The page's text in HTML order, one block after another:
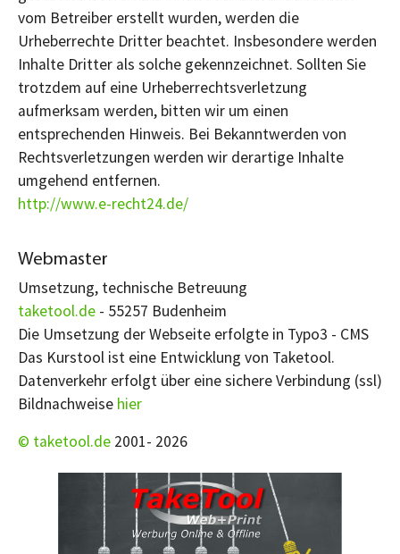
vom Betreiber erstellt wurden, werden die
Urheberrechte Dritter beachtet. Insbesondere werden
Inhalte Dritter als solche gekennzeichnet. Sollten Sie
trotzdem auf eine Urheberrechtsverletzung
aufmerksam werden, bitten wir um einen
entsprechenden Hinweis. Bei Bekanntwerden von
Rechtsverletzungen werden wir derartige Inhalte
umgehend entfernen.
http://www.e-recht24.de/
Webmaster
Umsetzung, technische Betreuung
taketool.de - 55257 Budenheim
Die Umsetzung der Webseite erfolgte in Typo3 - CMS
Das Kurstool ist eine Entwicklung von Taketool.
Datenverkehr erfolgt über eine sichere Verbindung (ssl)
Bildnachweise hier
© taketool.de 2001- 2026